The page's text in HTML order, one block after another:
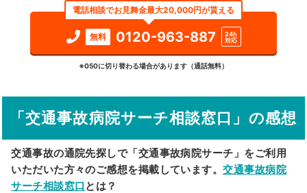
検索する
詳細条件で絞り込む
駅から探す 院名から探す
電話相談でお見舞金最大20,000円が貰える
無料 0120-963-887
24h
対応
※050に切り替わる場合があります（通話無料）
「交通事故病院サーチ相談窓口」の感想
交通事故の通院先探しで「交通事故病院サーチ」をご利用
いただいた方々のご感想を掲載しています。交通事故病院
サーチ相談窓口 とは？